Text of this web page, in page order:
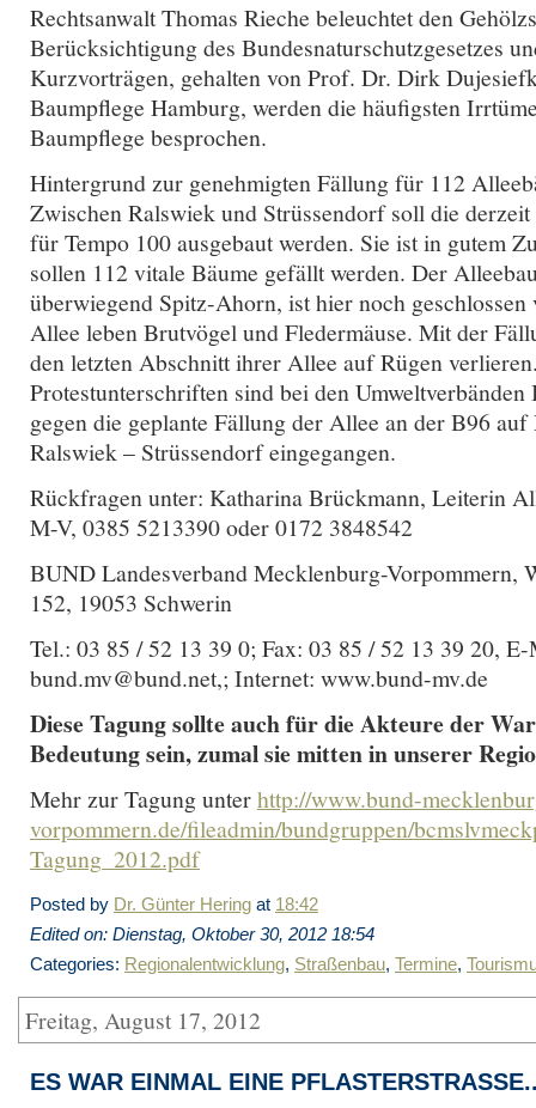
Rechtsanwalt Thomas Rieche beleuchtet den
Berücksichtigung des Bundesnaturschutzgesetzes
Kurzvorträgen, gehalten von Prof. Dr. Dirk
Baumpflege Hamburg, werden die häufigsten
Baumpflege besprochen.
Hintergrund zur genehmigten Fällung für 112
Zwischen Ralswiek und Strüssendorf soll die
für Tempo 100 ausgebaut werden. Sie ist in gutem
sollen 112 vitale Bäume gefällt werden. Der
überwiegend Spitz-Ahorn, ist hier noch
Allee leben Brutvögel und Fledermäuse. Mit der
den letzten Abschnitt ihrer Allee auf Rügen
Protestunterschriften sind bei den
gegen die geplante Fällung der Allee an der B96
Ralswiek – Strüssendorf eingegangen.
Rückfragen unter: Katharina Brückmann, Leiterin
M-V, 0385 5213390 oder 0172 3848542
BUND Landesverband Mecklenburg-Vorpommern,
152, 19053 Schwerin
Tel.: 03 85 / 52 13 39 0; Fax: 03 85 / 52 13 39 20,
bund.mv@bund.net,; Internet: www.bund-mv.de
Diese Tagung sollte auch für die Akteure der
Bedeutung sein, zumal sie mitten in unserer
Mehr zur Tagung unterhttp://www.bund-
vorpommern.de/fileadmin/bundgruppen/
Tagung_2012.pdf
Posted by Dr. Günter Hering at 18:42
Edited on: Dienstag, Oktober 30, 2012 18:54
Categories: Regionalentwicklung, Straßenbau, Termine,
Freitag, August 17, 2012
ES WAR EINMAL EINE